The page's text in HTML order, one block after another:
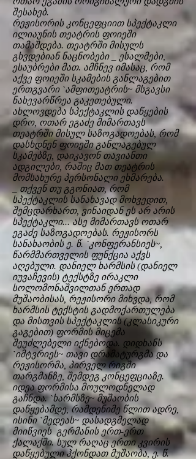
შესახებ.
რეჟისორის კონცეფციით სპექტაკლი
ილიაუნის თეატრის ფოიეში
თამაშდება. თეატრში მისულს
გხვდებიან ნაცნობები _ ესალმები,
ესაუბრები მათ. ამჩნევ იმასაც, რომ
აქვე ფოიეში სკამების განლაგებით
ერთგვარი `ამფითეატრის~ მსგავსი
ნახევარწრეა გაკეთებული.
ახლოვდება სპექტაკლის დაწყების
დრო, ოთარ ეგაძე მიმართავს
თეატრში მისულ საზოგადოებას, რომ
დასხდნენ ფოიეში განლაგებულ
სკამებზე, დაიკავონ თავიანთი
ადგილები, რაშიც მათ თეატრის
მომსახურე პერსონალი ეხმარება.
_ თქვენ თუ გგონიათ, რომ
სპექტაკლის სანახავად მოხვედით,
შემცდარხართ, ვინაიდან ეს არ არის
სპექტაკლი... ასე მიმართავს ოთარ
ეგაძე საზოგადოებას. რეჟისორს
სანახაობის ე. წ. `კონფერანსიეს~,
წარმმართველის ფუნქცია აქვს
აღებული. დანიელ ხარმსის (დანიელ
იუვაჩევის) ტექსტზე ირაკლი
სოლომონაშვილთან ერთად
მუშაობისას, რეჟისორი მიხვდა, რომ
ხარმსის ტექსტის გადმოქართულება
და მისთვის სპექტაკლის (კლასიკური
გაგებით) ფორმის მიცემა
შეუძლებელი იქნებოდა. დიდხანს
`იმტვრიეს~ თავი დრამატურგმა და
რეჟისორმა, პირველ რიგში
თარგმანზე, შემდეგ კონცეფციაზე.
იდეა ფორმისა მოულოდნელად
გაჩნდა. `ხარმსზე~ მუშაობის
დაწყებამდე, რამდენიმე წლით ადრე,
ისინი `მედეას~ დასადგმელად
მიიწვიეს გერმანის ერთ-ერთ
ქალაქში. სულ რაღაც ერთი კვირის
დაწყებული ჰქონდათ მუშაობა, ე. წ.